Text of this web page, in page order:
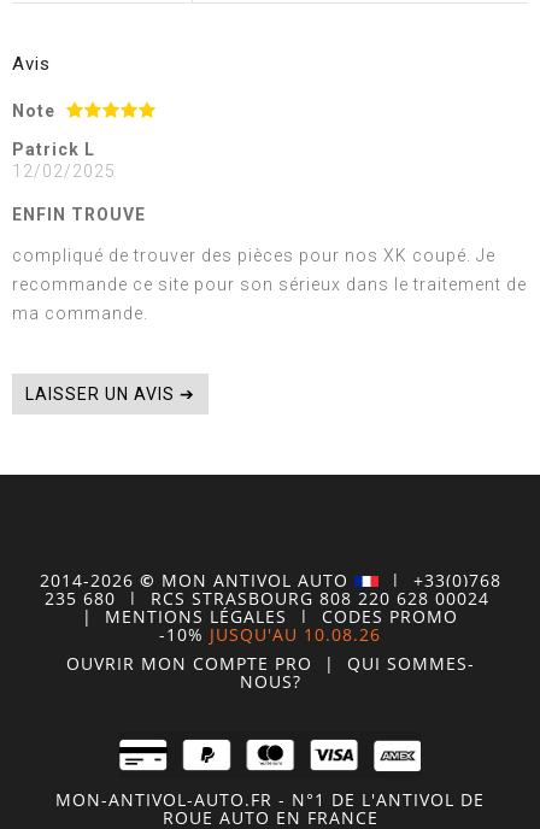
Avis
Note
Patrick L
12/02/2025
ENFIN TROUVE
compliqué de trouver des pièces pour nos XK coupé. Je
recommande ce site pour son sérieux dans le traitement de
ma commande.
LAISSER UN AVIS ➔
2014-2026 © MON ANTIVOL AUTO | +33(0)768
235 680 | RCS STRASBOURG 808 220 628 00024
| MENTIONS LÉGALES | CODES PROMO
-10% JUSQU'AU 10.08.26
OUVRIR MON COMPTE PRO | QUI SOMMES-
NOUS?
MON-ANTIVOL-AUTO.FR - N°1 DE L'ANTIVOL DE
ROUE AUTO EN FRANCE